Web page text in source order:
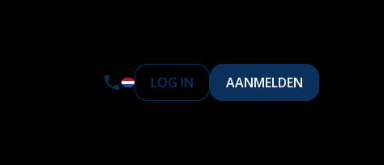
LOG IN AANMELDEN